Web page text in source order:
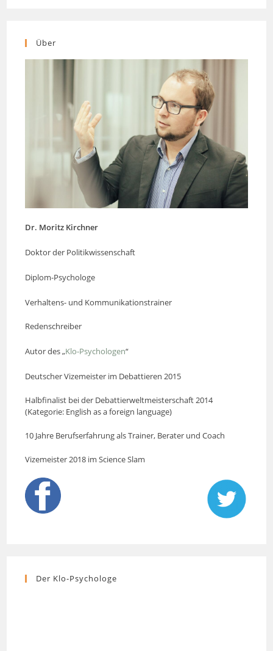
Über
Dr. Moritz Kirchner
Doktor der Politikwissenschaft
Diplom-Psychologe
Verhaltens- und Kommunikationstrainer
Redenschreiber
Autor des „Klo-Psychologen“
Deutscher Vizemeister im Debattieren 2015
Halbfinalist bei der Debattierweltmeisterschaft 2014
(Kategorie: English as a foreign language)
10 Jahre Berufserfahrung als Trainer, Berater und Coach
Vizemeister 2018 im Science Slam
Der Klo-Psychologe